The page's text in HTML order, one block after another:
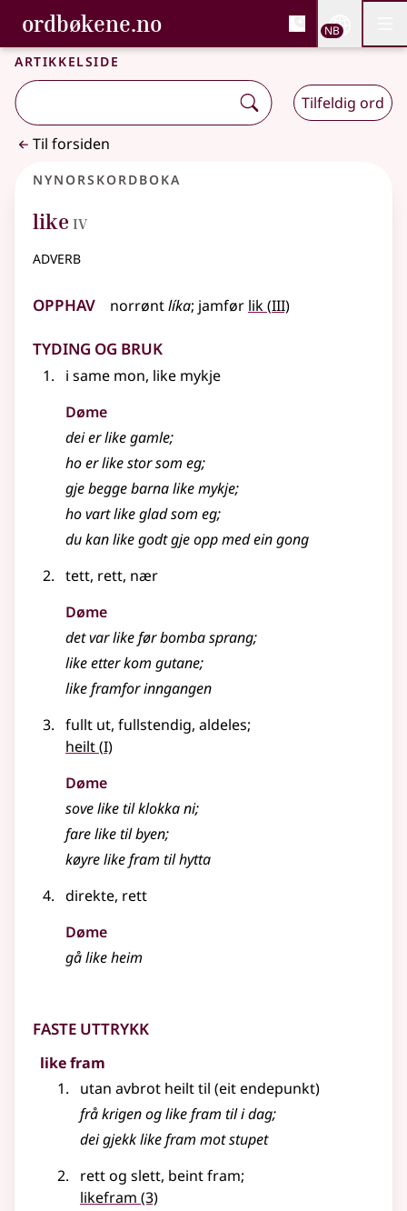
Gå til hovedinnhold
Tilgjengelighet
ordbøkene.no, Bokmålsordboka og
Bokmålsordboka og Nynorskordboka
NB
Artikkelside
Tilfeldig ord
Til forsiden
Nynorskordboka
like 4
IV
adverb
Opphav norrøntlíka; jamfør lik(3
III)
Tyding og bruk
i same mon, like mykje
Døme
dei er like gamle;
ho er like stor som eg;
gje begge barna like mykje;
ho vart like glad som eg;
du kan like godt gje opp med ein gong
tett, rett, nær
Døme
det var like før bomba sprang;
like etter kom gutane;
like framfor inngangen
fullt ut, fullstendig, aldeles;
heilt(1
I)
Døme
sove like til klokka ni;
fare like til byen;
køyre like fram til hytta
direkte, rett
Døme
gå like heim
Faste uttrykk
like fram
utan avbrot heilt til (eit endepunkt)
frå krigen og like fram til i dag;
dei gjekk like fram mot stupet
rett og slett, beint fram;
likefram (3)